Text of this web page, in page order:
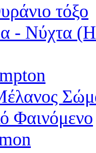
τόξο
- Νύχτα
Φαινόμενο